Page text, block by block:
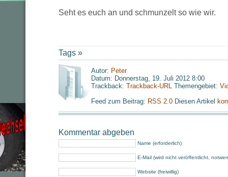
Seht es euch an und schmunzelt so wie wir.
Tags »
Autor: Peter
Datum: Donnerstag, 19. Juli 2012 8:00
Trackback: Trackback-URL Themengebiet:
Feed zum Beitrag: RSS 2.0 Diesen Artikel
Kommentar abgeben
Name (erforderlich)
E-Mail (wird nicht veröffentlicht,
Website (freiwillig)